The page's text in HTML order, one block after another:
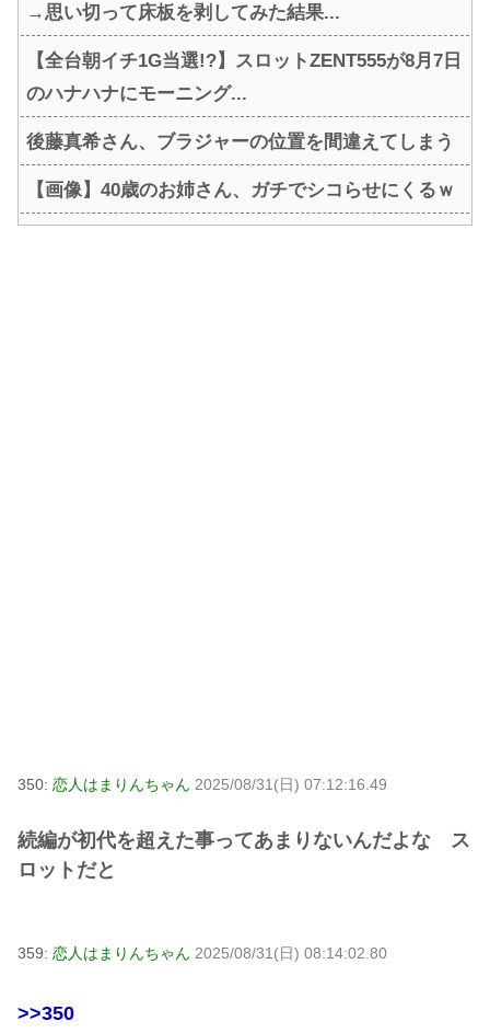
→思い切って床板を剥してみた結果...
【全台朝イチ1G当選!?】スロットZENT555が8月7日
のハナハナにモーニング...
後藤真希さん、ブラジャーの位置を間違えてしまう
【画像】40歳のお姉さん、ガチでシコらせにくるｗ
350: 恋人はまりんちゃん 2025/08/31(日) 07:12:16.49
続編が初代を超えた事ってあまりないんだよな ス
ロットだと
359: 恋人はまりんちゃん 2025/08/31(日) 08:14:02.80
>>350